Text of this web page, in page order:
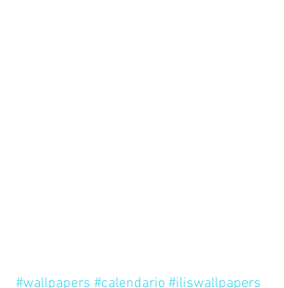
#wallpapers #calendario #iliswallpapers